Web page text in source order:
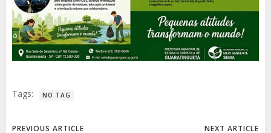
Tags: NO TAG
PREVIOUS ARTICLE NEXT ARTICLE